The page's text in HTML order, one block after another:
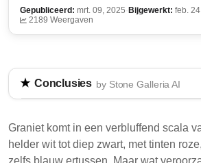
Gepubliceerd: mrt. 09, 2025· Bijgewerkt: feb.
2189 Weergaven
Conclusies by Stone Galleria AI
bekend staat om zijn brede scala
voortkomen uit de minerale
vormingsomstandigheden.
Graniet komt in een verbluffend scala
helder wit tot diep zwart, met tinten
zelfs blauw ertussen. Maar wat